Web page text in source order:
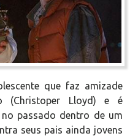
que faz amizade
(Christoper Lloyd) e é
passado dentro de um
seus pais ainda jovens